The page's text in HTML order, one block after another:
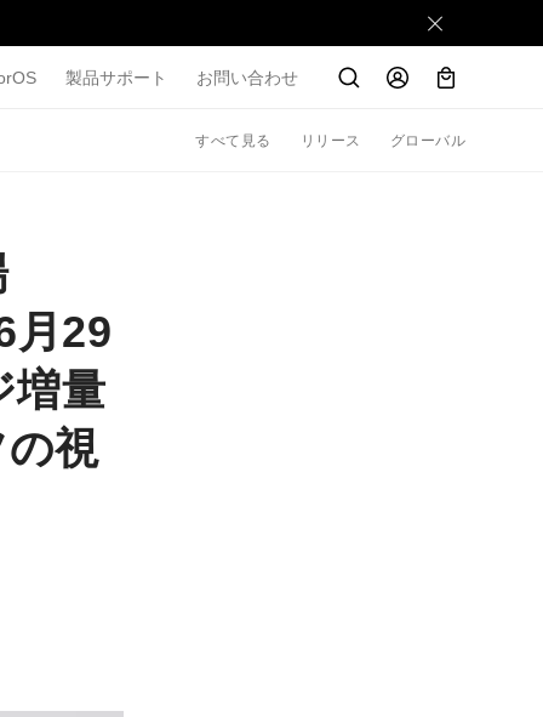
製品サポート お問い合わせ
すべて見る リリース グローバル
月29
増量
視